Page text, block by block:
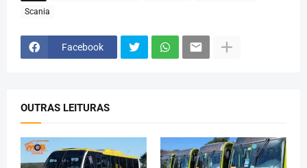
Scania
Facebook
OUTRAS LEITURAS